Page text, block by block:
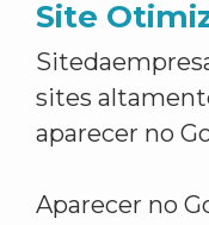
Site
sites
aparecer no
Aparecer no